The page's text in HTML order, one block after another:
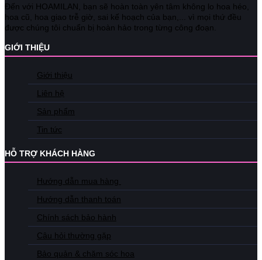
Đến với HOAMILAN, bạn sẽ hoàn toàn yên tâm không lo hoa héo,
hoa cũ, hoa giao trễ giờ, sai kế hoạch của bạn,... vì mọi thứ đều
được chúng tôi chuẩn bị hoàn hảo trong từng công đoạn.
GIỚI THIỆU
Giới thiệu
Liên hệ
Sản phẩm
Tin tức
HỖ TRỢ KHÁCH HÀNG
Hướng dẫn mua hàng
Hướng dẫn thanh toán
Chính sách bảo hành
Câu hỏi thường gặp
Bảo quản & chăm sóc hoa